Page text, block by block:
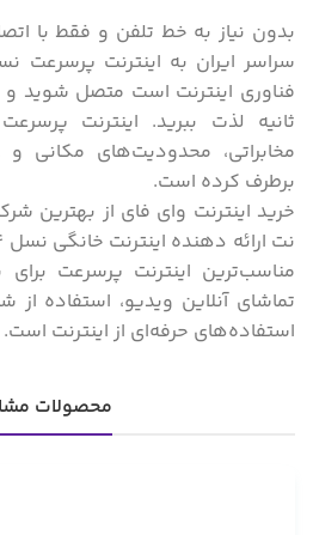
بدون نیاز به خط تلفن و فقط با
سراسر ایران به اینترنت پرسرعت
ثانیه لذت ببرید. اینترنت
مخابراتی، محدودیت‌های مکانی و
برطرف کرده است.
خرید اینترنت وای فای از بهترین
مناسب‌ترین اینترنت پرسرعت برای
تماشای آنلاین ویدیو، استفاده
استفاده‌های حرفه‌ای از اینترنت است.
محصولات